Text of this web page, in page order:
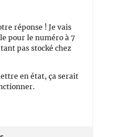
réponse ! Je vais
pour le numéro à 7
pas stocké chez
en état, ça serait